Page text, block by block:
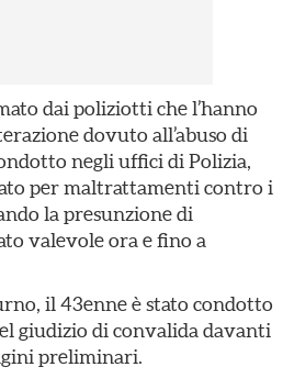
dai poliziotti che l’hanno
dovuto all’abuso di
negli uffici di Polizia,
per maltrattamenti contro i
la presunzione di
valevole ora e fino a
il 43enne è stato condotto
giudizio di convalida davanti
preliminari.